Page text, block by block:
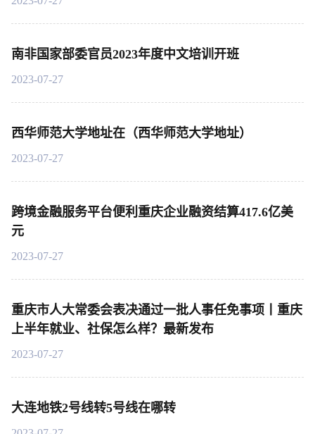
南非国家部委官员2023年度中文培训开班
2023-07-27
西华师范大学地址在（西华师范大学地址）
2023-07-27
跨境金融服务平台便利重庆企业融资结算417.6亿美
元
2023-07-27
重庆市人大常委会表决通过一批人事任免事项丨重庆
上半年就业、社保怎么样？最新发布
2023-07-27
大连地铁2号线转5号线在哪转